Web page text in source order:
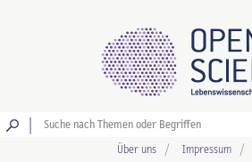
Über uns Impressum